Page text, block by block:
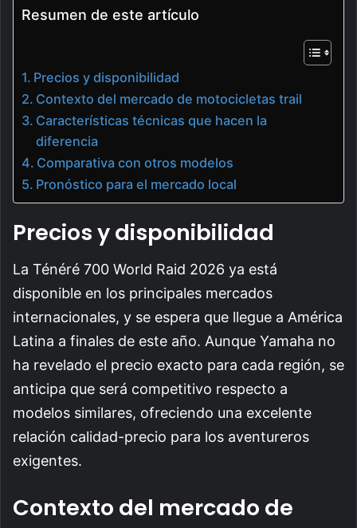
Resumen de este artículo
Precios y disponibilidad
Contexto del mercado de motocicletas trail
Características técnicas que hacen la
diferencia
Comparativa con otros modelos
Pronóstico para el mercado local
Precios y disponibilidad
La Ténéré 700 World Raid 2026 ya está
disponible en los principales mercados
internacionales, y se espera que llegue a América
Latina a finales de este año. Aunque Yamaha no
ha revelado el precio exacto para cada región, se
anticipa que será competitivo respecto a
modelos similares, ofreciendo una excelente
relación calidad-precio para los aventureros
exigentes.
Contexto del mercado de